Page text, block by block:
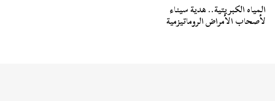
المياه الكبريتية.. هدية سيناء
لأصحاب الأمراض الروماتيزمية